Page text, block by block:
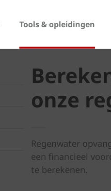
Tools & opleidingen
onze
Regenwater
een financieel
te berekenen.